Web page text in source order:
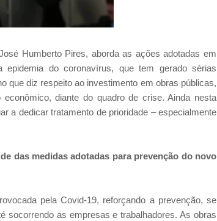
Humberto Pires, aborda as ações adotadas em
do coronavírus, que tem gerado sérias
que diz respeito ao investimento em obras públicas,
diante do quadro de crise. Ainda nesta
a dedicar tratamento de prioridade – especialmente
das medidas adotadas para prevenção do novo
pela Covid-19, reforçando a prevenção, se
socorrendo as empresas e trabalhadores. As obras